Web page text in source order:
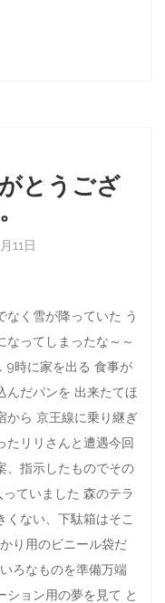
とうござ
11日
なく雪が降っていた う
なってしまったな～～
9時に家を出る 食事が
んだパンを 出来たてほ
から 京王線に乗り継ぎ
たリリさんと遭遇今回
、指示したものでその
ていました 森のテラ
くない、下駄箱はそこ
り用のビニール袋だ
ろなものを準備万端
ション用の夢を見て と